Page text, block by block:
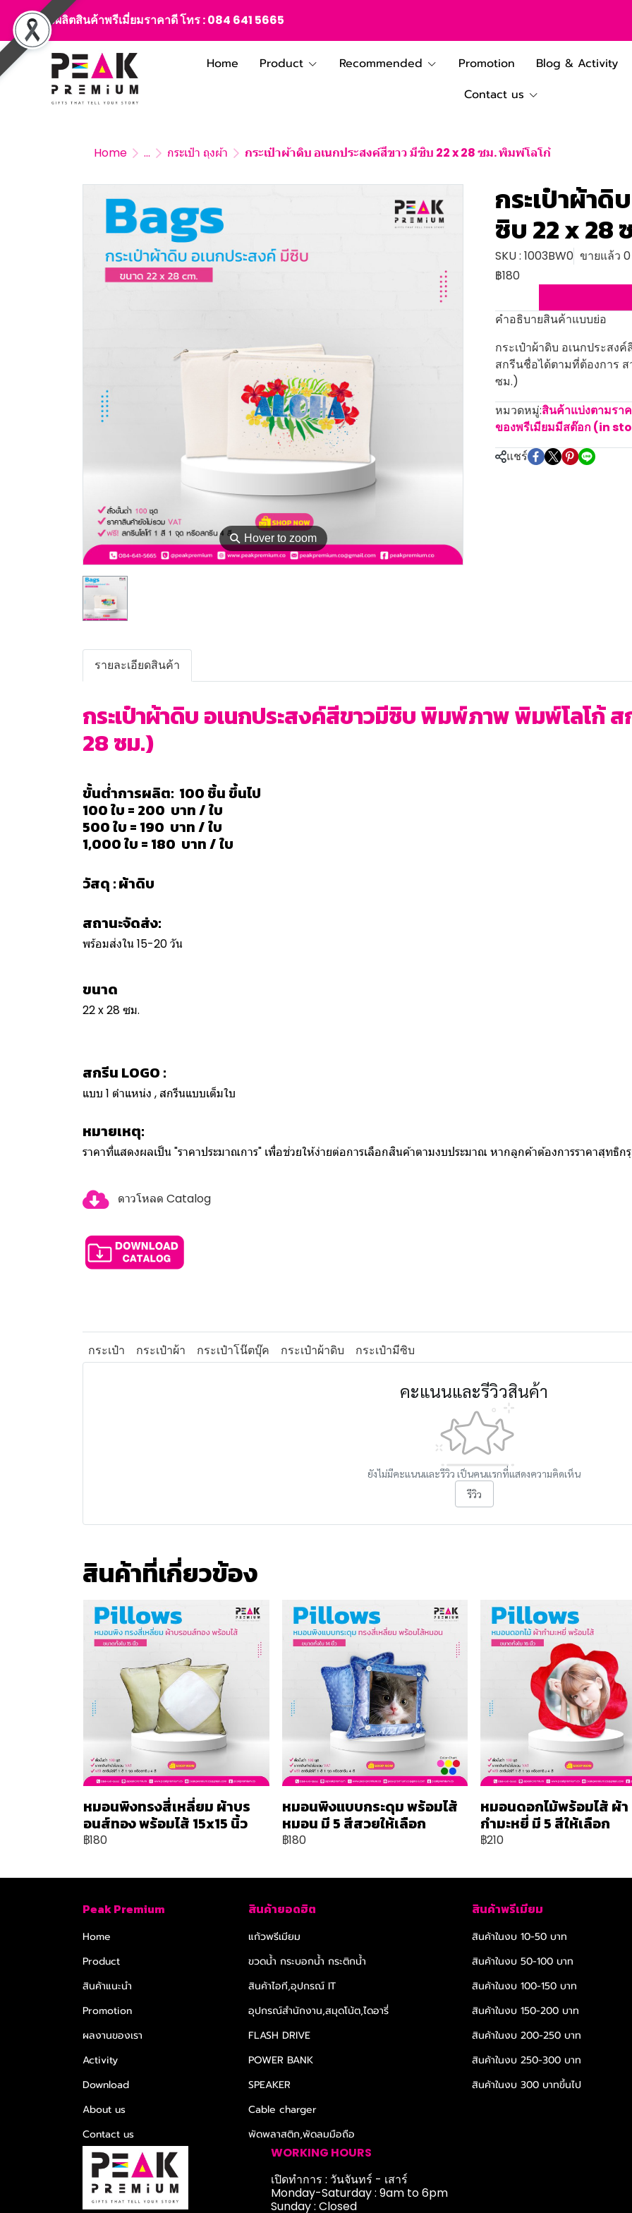
สั่งผลิตสินค้าพรีเมี่ยมราคาดี โทร :084 641 5665
Home Product Recommended Promotion Blog & Activity
Contact us
Home ... กระเป๋า ถุงผ้า กระเป๋าผ้าดิบ อเนกประสงค์สีขาว มีซิบ 22 x 28 ซม. พิมพ์โลโก้
⚲ Hover to zoom
กระเป๋าผ้าดิ
ซิบ 22 x 28
SKU : 1003BW0 ขายแล้ว
฿180
คำอธิบายสินค้าแบบย่อ
กระเป๋าผ้าดิบ อเนกประส
สกรีนชื่อได้ตามที่ต้องการ
ซม.)
หมวดหมู่:สินค้าแบ่งตามรา
ของพรีเมียมมีสต๊อก (in
แชร์
รายละเอียดสินค้า
กระเป๋าผ้าดิบ อเนกประสงค์สีขาวมีซิบ พิมพ์ภาพ พิมพ์โลโก้
28 ซม.)
ขั้นต่ำการผลิต: 100 ชิ้น ขึ้นไป
100 ใบ = 200 บาท / ใบ
500 ใบ = 190 บาท / ใบ
1,000 ใบ = 180 บาท / ใบ
วัสดุ : ผ้าดิบ
สถานะจัดส่ง:
พร้อมส่งใน 15-20 วัน
ขนาด
22 x 28 ซม.
สกรีน LOGO :
แบบ 1 ตำแหน่ง , สกรีนแบบเต็มใบ
หมายเหตุ:
ราคาที่แสดงผลเป็น "ราคาประมาณการ" เพื่อช่วยให้ง่ายต่อการเลือกสินค้าตามงบประมาณ หากลูกค้าต้องการราคาสุทธิ
ดาวโหลด Catalog
กระเป๋า กระเป๋าผ้า กระเป๋าโน๊ตบุ๊ค กระเป๋าผ้าดิบ กระเป๋ามีซิบ
คะแนนและรีวิวสินค้า
ยังไม่มีคะแนนและรีวิว เป็นคนแรกที่แสดงความคิดเห็น
รีวิว
สินค้าที่เกี่ยวข้อง
หมอนพิงทรงสี่เหลี่ยม ผ้าบร
อนส์ทอง พร้อมไส้ 15x15 นิ้ว
฿180
หมอนพิงแบบกระดุม พร้อมไส้
หมอน มี 5 สีสวยให้เลือก
฿180
หมอนดอกไม้พร้อมไส้ ผ้า
กำมะหยี่ มี 5 สีให้เลือก
฿210
Peak Premium
Home
Product
สินค้าแนะนำ
Promotion
ผลงานของเรา
Activity
Download
About us
Contact us
สินค้ายอดฮิต
แก้วพรีเมียม
ขวดน้ำ กระบอกน้ำ กระติกน้ำ
สินค้าไอที,อุปกรณ์ IT
อุปกรณ์สำนักงาน,สมุดโน้ต,ไดอารี่
FLASH DRIVE
POWER BANK
SPEAKER
Cable charger
พัดพลาสติก,พัดลมมือถือ
สินค้าพรีเมียม
สินค้าในงบ 10-50 บาท
สินค้าในงบ 50-100 บาท
สินค้าในงบ 100-150 บาท
สินค้าในงบ 150-200 บาท
สินค้าในงบ 200-250 บาท
สินค้าในงบ 250-300 บาท
สินค้าในงบ 300 บาทขึ้นไป
WORKING HOURS
เปิดทำการ : วันจันทร์ - เสาร์
Monday-Saturday : 9am to 6pm
Sunday : Closed